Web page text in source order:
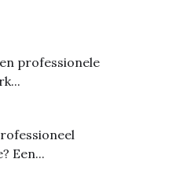
professionele
Een...